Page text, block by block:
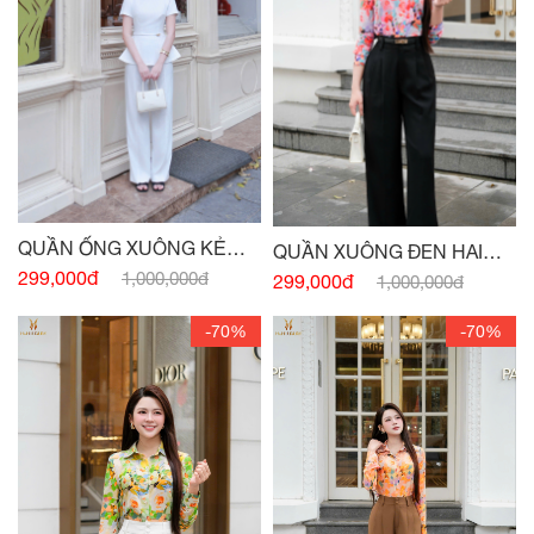
QUẦN ỐNG XUÔNG KẺ
TRẮNG
299,000đ 1,000,000đ
QUẦN XUÔNG ĐEN HAI
TÚI SƯỜN
299,000đ 1,000,000đ
-70% -70%